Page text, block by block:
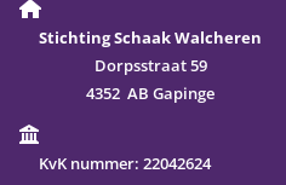
Stichting Schaak Walcheren
Dorpsstraat 59
4352 AB Gapinge
KvK nummer: 22042624